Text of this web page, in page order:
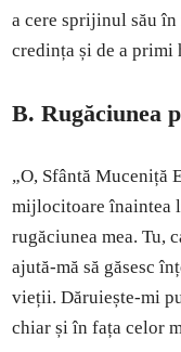
a cere sprijinul său
credința și de a primi
B. Rugăciunea
„O, Sfântă Muceniță
mijlocitoare înaintea
rugăciunea mea. Tu,
ajută-mă să găsesc
vieții. Dăruiește-mi
chiar și în fața celor